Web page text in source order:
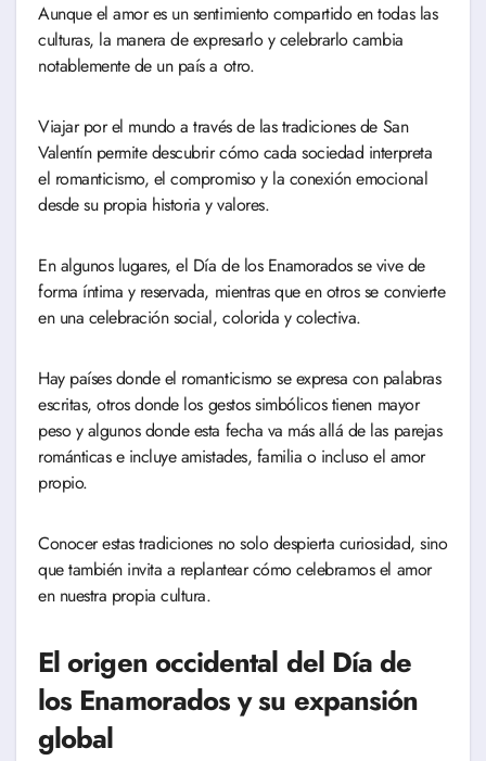
Aunque el amor es un sentimiento compartido en todas las
culturas, la manera de expresarlo y celebrarlo cambia
notablemente de un país a otro.
Viajar por el mundo a través de las tradiciones de San
Valentín permite descubrir cómo cada sociedad interpreta
el romanticismo, el compromiso y la conexión emocional
desde su propia historia y valores.
En algunos lugares, el Día de los Enamorados se vive de
forma íntima y reservada, mientras que en otros se convierte
en una celebración social, colorida y colectiva.
Hay países donde el romanticismo se expresa con palabras
escritas, otros donde los gestos simbólicos tienen mayor
peso y algunos donde esta fecha va más allá de las parejas
románticas e incluye amistades, familia o incluso el amor
propio.
Conocer estas tradiciones no solo despierta curiosidad, sino
que también invita a replantear cómo celebramos el amor
en nuestra propia cultura.
El origen occidental del Día de
los Enamorados y su expansión
global